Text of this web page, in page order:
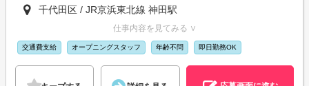
千代田区 / JR京浜東北線 神田駅
仕事内容を見てみる ∨
交通費支給 オープニングスタッフ 年齢不問 即日勤務OK